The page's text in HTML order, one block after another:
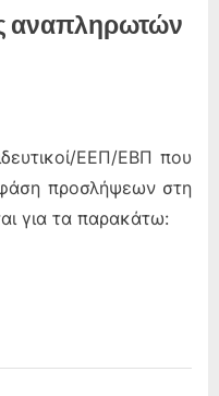
αναπληρωτών
ΕΕΠ/ΕΒΠ που
προσλήψεων στη
για τα παρακάτω: